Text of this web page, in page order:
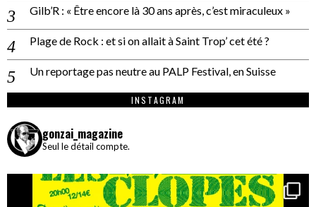
Gilb’R : « Être encore là 30 ans après, c’est miraculeux »
Plage de Rock : et si on allait à Saint Trop’ cet été ?
Un reportage pas neutre au PALP Festival, en Suisse
INSTAGRAM
gonzai_magazine
Seul le détail compte.